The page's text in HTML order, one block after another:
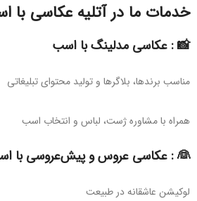
خدمات ما در آتلیه عکاسی با
📸 : عکاسی مدلینگ با اسب
مناسب برندها، بلاگرها و تولید محتوای تبلیغاتی
همراه با مشاوره ژست، لباس و انتخاب اسب
👰 : عکاسی عروس و پیش‌عروسی با
لوکیشن عاشقانه در طبیعت